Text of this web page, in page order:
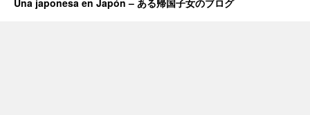
Una japonesa en Japón – ある帰国子女のブログ